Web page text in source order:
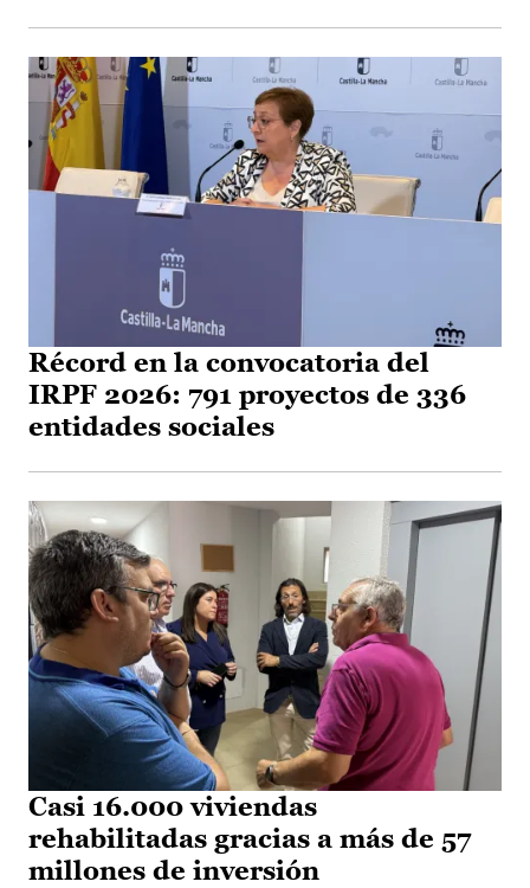
Récord en la convocatoria del
IRPF 2026: 791 proyectos de 336
entidades sociales
Casi 16.000 viviendas
rehabilitadas gracias a más de 57
millones de inversión